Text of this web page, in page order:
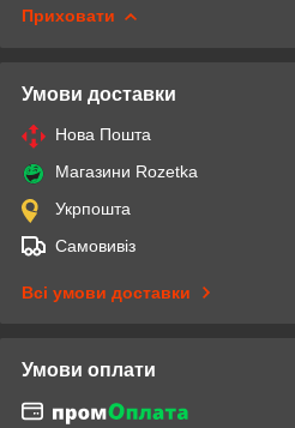
Приховати
Умови доставки
Нова Пошта
Магазини Rozetka
Укрпошта
Самовивіз
Всі умови доставки
Умови оплати